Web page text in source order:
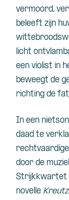
vermoord,
beleeft zijn
licht
een violist in
beweegt de
richting de
In een
daad te
door de
Strijkkwartet
novelle